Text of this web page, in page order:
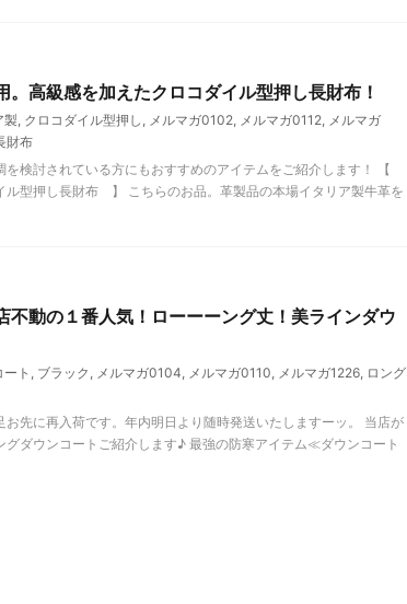
。高級感を加えたクロコダイル型押し長財布！
製, クロコダイル型押し , メルマガ0102, メルマガ0112, メルマガ
財布
を検討されている方にもおすすめのアイテムをご紹介します！ 【
型押し長財布 】 こちらのお品。革製品の本場イタリア製牛革を
不動の１番人気！ローーーング丈！美ラインダウ
ト , ブラック , メルマガ0104, メルマガ0110, メルマガ1226, ロング
お先に再入荷です。年内明日より随時発送いたしますーッ。 当店が
ダウンコートご紹介します♪ 最強の防寒アイテム≪ダウンコート